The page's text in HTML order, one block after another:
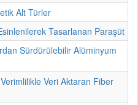
Alt Türler
Tasarlanan Paraşüt
Sürdürülebilir Alüminyum
Veri Aktaran Fiber